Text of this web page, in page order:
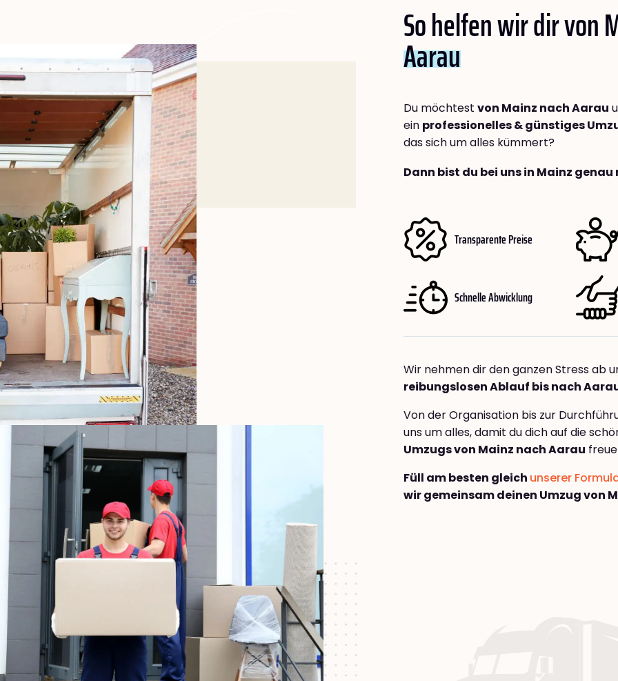
So helfen wir dir von
Aarau
Du möchtest von Mainz nach Aarau
ein professionelles & günstiges
das sich um alles kümmert?
Dann bist du bei uns in Mainz
Transparente Preise
Schnelle Abwicklung
Wir nehmen dir den ganzen Stress ab
reibungslosen Ablauf bis nach
Von der Organisation bis zur
uns um alles, damit du dich auf die
Umzugs von Mainz nach Aarau
Füll am besten gleich unserer
wir gemeinsam deinen Umzug von